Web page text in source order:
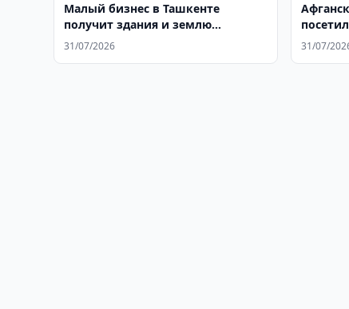
Малый бизнес в Ташкенте
получит здания и землю
бесплатно
31/07/2026 31/07/